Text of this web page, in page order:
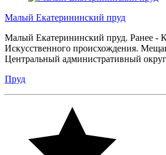
Малый Екатерининский пруд
Малый Екатерининский пруд. Ранее -
Искусственного происхождения.
Центральный административный
Пруд